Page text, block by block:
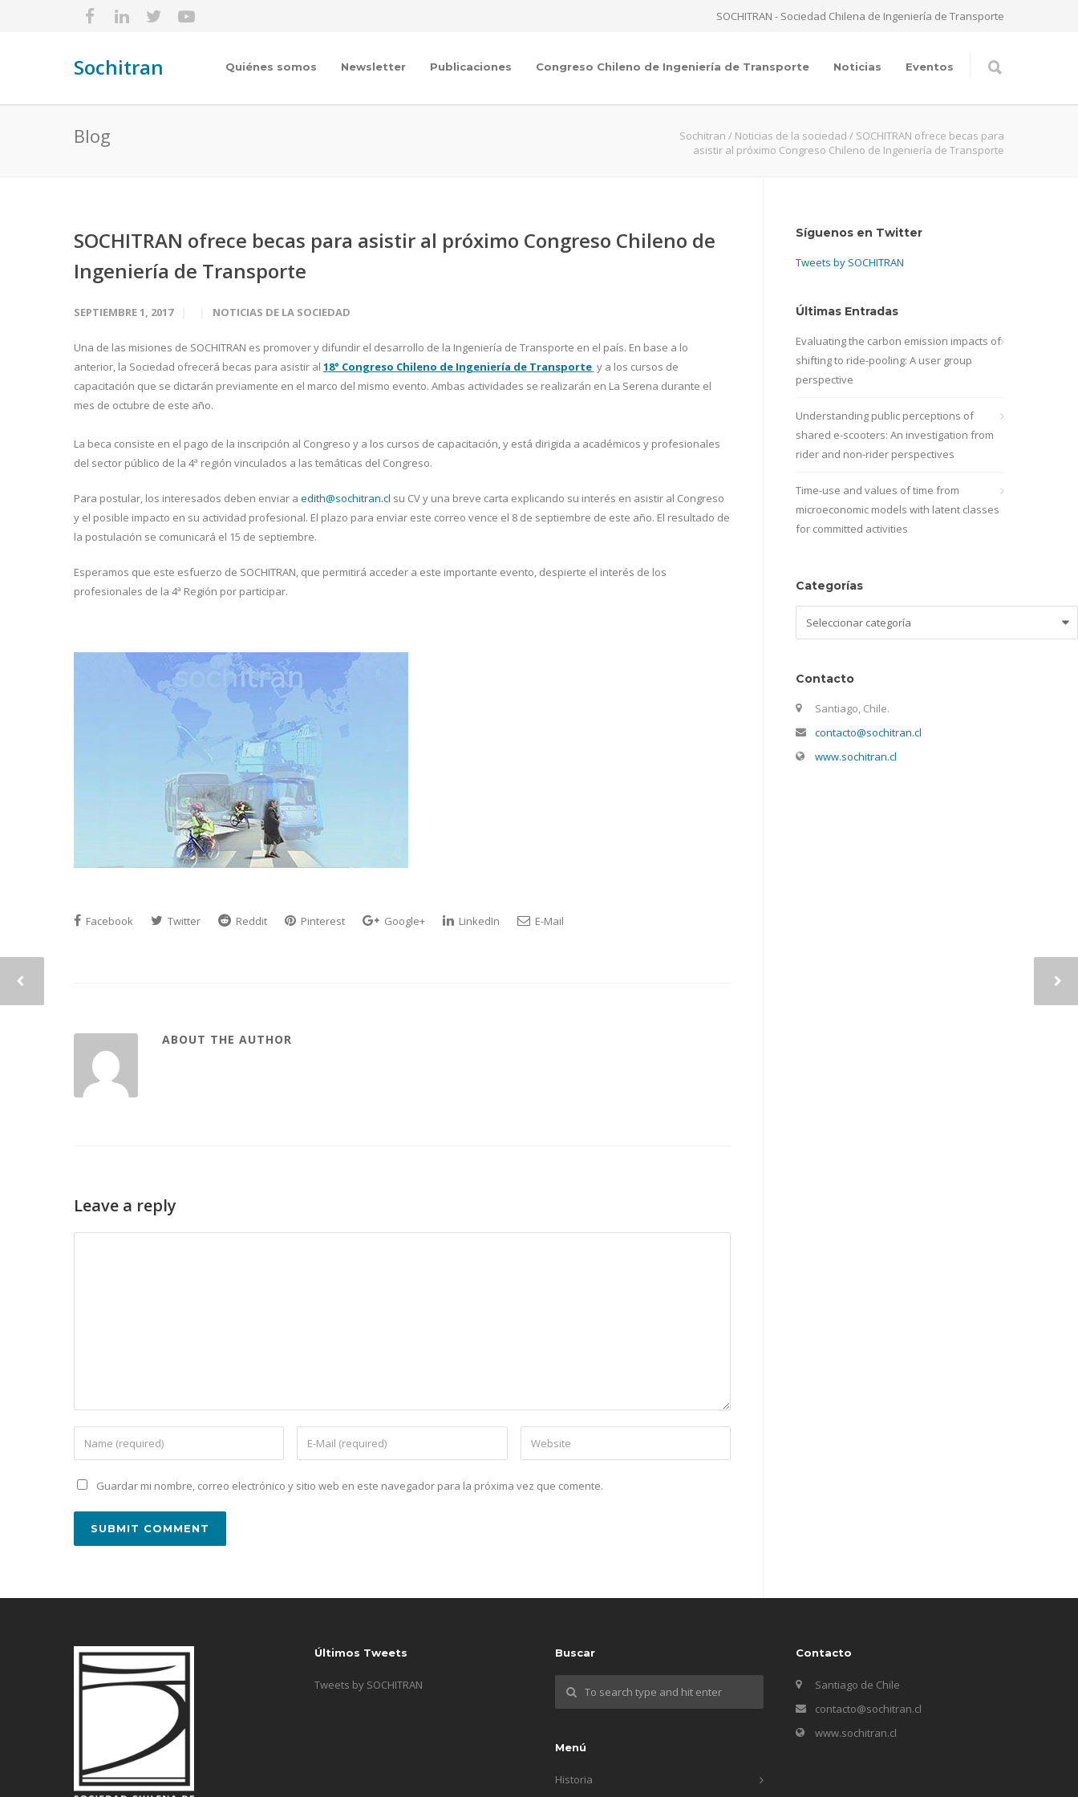
SOCHITRAN - Sociedad Chilena de Ingeniería de Transporte
Sochitran Quiénes somos Newsletter Publicaciones Congreso Chileno de Ingeniería de Transporte Noticias Eventos
Blog Sochitran / Noticias de la sociedad / SOCHITRAN ofrece becas para
asistir al próximo Congreso Chileno de Ingeniería de Transporte
SOCHITRAN ofrece becas para asistir al próximo Congreso Chileno de
Ingeniería de Transporte
SEPTIEMBRE 1, 2017 NOTICIAS DE LA SOCIEDAD
Una de las misiones de SOCHITRAN es promover y difundir el desarrollo de la Ingeniería de Transporte en el país. En base a lo
anterior, la Sociedad ofrecerá becas para asistir al 18° Congreso Chileno de Ingeniería de Transporte y a los cursos de
capacitación que se dictarán previamente en el marco del mismo evento. Ambas actividades se realizarán en La Serena durante el
mes de octubre de este año.
La beca consiste en el pago de la inscripción al Congreso y a los cursos de capacitación, y está dirigida a académicos y profesionales
del sector público de la 4ª región vinculados a las temáticas del Congreso.
Para postular, los interesados deben enviar a edith@sochitran.cl su CV y una breve carta explicando su interés en asistir al Congreso
y el posible impacto en su actividad profesional. El plazo para enviar este correo vence el 8 de septiembre de este año. El resultado de
la postulación se comunicará el 15 de septiembre.
Esperamos que este esfuerzo de SOCHITRAN, que permitirá acceder a este importante evento, despierte el interés de los
profesionales de la 4ª Región por participar.
Facebook Twitter Reddit Pinterest Google+ LinkedIn E-Mail
ABOUT THE AUTHOR
Leave a reply
Guardar mi nombre, correo electrónico y sitio web en este navegador para la próxima vez que comente.
Síguenos en Twitter
Tweets by SOCHITRAN
Últimas Entradas
Evaluating the carbon emission impacts of
shifting to ride-pooling: A user group
perspective
Understanding public perceptions of
shared e-scooters: An investigation from
rider and non-rider perspectives
Time-use and values of time from
microeconomic models with latent classes
for committed activities
Categorías
Contacto
Santiago, Chile.
contacto@sochitran.cl
www.sochitran.cl
Últimos Tweets
Tweets by SOCHITRAN
Buscar
Menú
Historia
Contacto
Santiago de Chile
contacto@sochitran.cl
www.sochitran.cl